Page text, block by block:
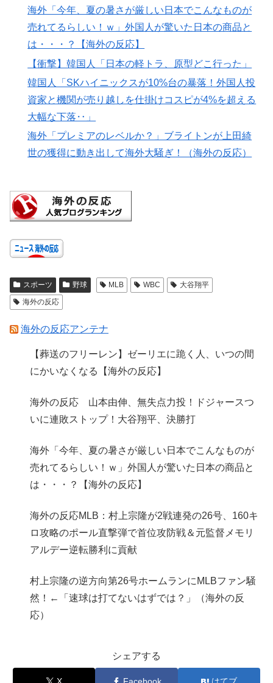
海外「今年、夏の暑さが厳しい日本でこんなものが
売れてるらしい！ｗ」外国人が驚いた日本の商品と
は・・・？【海外の反応】
【衝撃】韓国人「日本の軽トラ、原型どこ行った」
韓国人「SKハイニックスが10%台の暴落！外国人投
資家と機関が売り越しを仕掛けコスピが4%を超える
大幅な下落‥」
海外「プレミアのレベルか？」ブライトンが上田綺
世の獲得に動き出して海外大騒ぎ！（海外の反応）
スポーツ 野球 MLB WBC
大谷翔平
海外の反応
海外の反応アンテナ
【葬送のフリーレン】ゼーリエに跪く人、いつの間
にかいなくなる【海外の反応】
海外の反応 山本由伸、無失点力投！ドジャースつ
いに連敗ストップ！大谷翔平、決勝打
海外「今年、夏の暑さが厳しい日本でこんなものが
売れてるらしい！ｗ」外国人が驚いた日本の商品と
は・・・？【海外の反応】
海外の反応MLB：村上宗隆が2戦連発の26号、160キ
ロ攻略のポール直撃弾で首位攻防戦＆元監督メモリ
アルデー逆転勝利に貢献
村上宗隆の逆方向第26号ホームランにMLBファン騒
然！←「速球は打てないはずでは？」（海外の反
応）
シェアする